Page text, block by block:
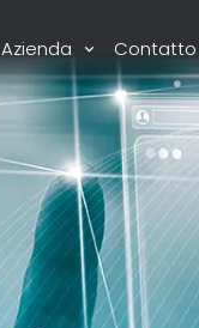
Azienda Contatto